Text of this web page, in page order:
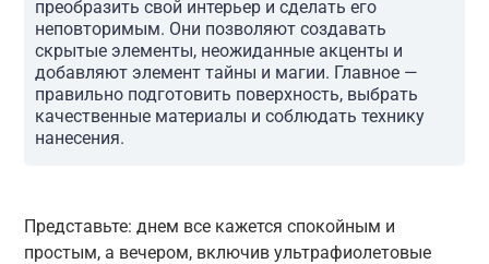
преобразить свой интерьер и сделать его
неповторимым. Они позволяют создавать
скрытые элементы, неожиданные акценты и
добавляют элемент тайны и магии. Главное —
правильно подготовить поверхность, выбрать
качественные материалы и соблюдать технику
нанесения.
Представьте: днем все кажется спокойным и
простым, а вечером, включив ультрафиолетовые